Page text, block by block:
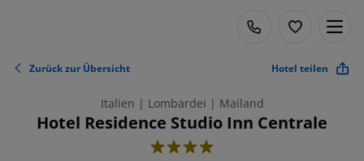
Zurück zur Übersicht Hotel teilen
Italien | Lombardei | Mailand
Hotel Residence Studio Inn Centrale
4